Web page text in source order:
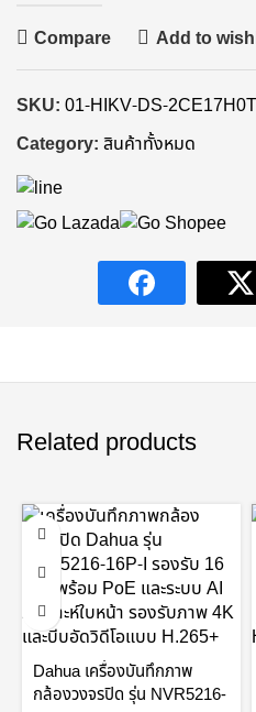
Compare Add to
SKU: 01-HIKV-DS-
Category: สินค้าทั้งหมด
Related products
Dahua เครื่องบันทึกภาพ
กล้องวงจรปิด รุ่น NVR5216-